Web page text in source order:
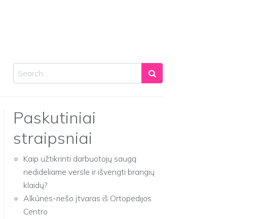
Search
Paskutiniai
straipsniai
Kaip užtikrinti darbuotojų saugą
nedideliame versle ir išvengti brangių
klaidų?
Alkūnės-riešo įtvaras iš Ortopedijos
Centro